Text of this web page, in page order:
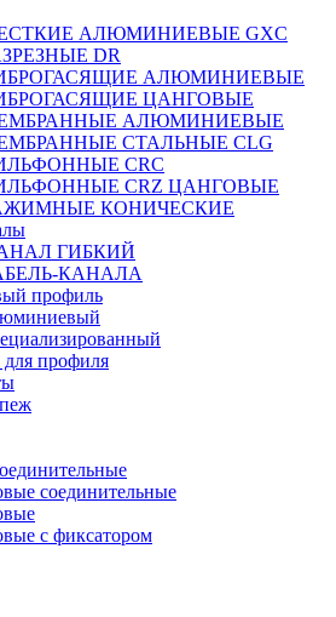
АЛЮМИНИЕВЫЕ GXC
DR
АЛЮМИНИЕВЫЕ
ЦАНГОВЫЕ
АЛЮМИНИЕВЫЕ
СТАЛЬНЫЕ CLG
CRC
CRZ ЦАНГОВЫЕ
КОНИЧЕСКИЕ
ГИБКИЙ
КАНАЛА
профиль
профиля
соединительные
с фиксатором